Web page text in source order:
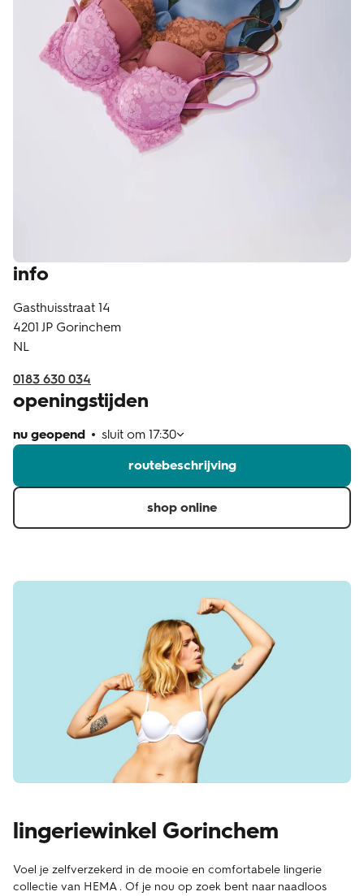
klantenservice
info
Gasthuisstraat 14
4201 JP Gorinchem
NL
0183 630 034
openingstijden
nu geopend sluit om 17:30
routebeschrijving
shop online
lingeriewinkel Gorinchem
Voel je zelfverzekerd in de mooie en comfortabele lingerie
collectie van HEMA . Of je nou op zoek bent naar naadloos